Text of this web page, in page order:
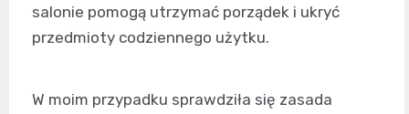
salonie pomogą utrzymać porządek i ukryć
przedmioty codziennego użytku.
W moim przypadku sprawdziła się zasada